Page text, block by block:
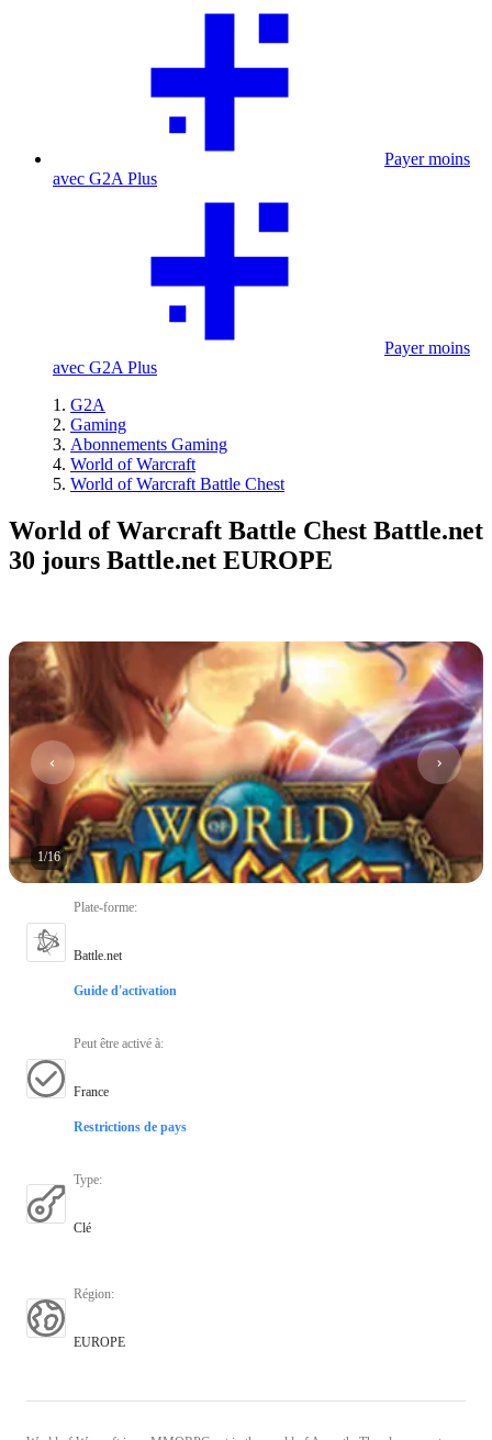
Payer moins
avec G2A Plus
Payer moins
avec G2A Plus
G2A
Gaming
Abonnements Gaming
World of Warcraft
World of Warcraft Battle Chest
World of Warcraft Battle Chest Battle.net
30 jours Battle.net EUROPE
1/16
Plate-forme:
Battle.net
Guide d'activation
Peut être activé à:
France
Restrictions de pays
Type:
Clé
Région:
EUROPE